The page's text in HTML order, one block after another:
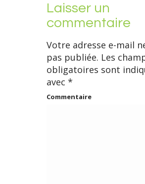
Laisser un
commentaire
Votre adresse e-mail
pas publiée. Les
obligatoires sont
avec *
Commentaire